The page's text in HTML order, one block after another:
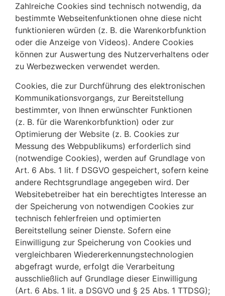
Zahlreiche Cookies sind technisch notwendig, da
bestimmte Webseitenfunktionen ohne diese nicht
funktionieren würden (z. B. die Warenkorbfunktion
oder die Anzeige von Videos). Andere Cookies
können zur Auswertung des Nutzerverhaltens oder
zu Werbezwecken verwendet werden.
Cookies, die zur Durchführung des elektronischen
Kommunikationsvorgangs, zur Bereitstellung
bestimmter, von Ihnen erwünschter Funktionen
(z. B. für die Warenkorbfunktion) oder zur
Optimierung der Website (z. B. Cookies zur
Messung des Webpublikums) erforderlich sind
(notwendige Cookies), werden auf Grundlage von
Art. 6 Abs. 1 lit. f DSGVO gespeichert, sofern keine
andere Rechtsgrundlage angegeben wird. Der
Websitebetreiber hat ein berechtigtes Interesse an
der Speicherung von notwendigen Cookies zur
technisch fehlerfreien und optimierten
Bereitstellung seiner Dienste. Sofern eine
Einwilligung zur Speicherung von Cookies und
vergleichbaren Wiedererkennungstechnologien
abgefragt wurde, erfolgt die Verarbeitung
ausschließlich auf Grundlage dieser Einwilligung
(Art. 6 Abs. 1 lit. a DSGVO und § 25 Abs. 1 TTDSG);